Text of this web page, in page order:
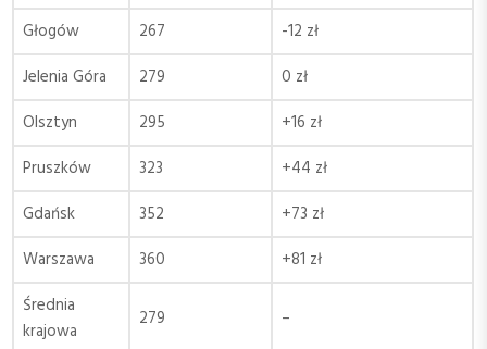
Głogów
267
-12 zł
Jelenia Góra
279
0 zł
Olsztyn
295
+16 zł
Pruszków
323
+44 zł
Gdańsk
352
+73 zł
Warszawa
360
+81 zł
Średnia
krajowa
279 –